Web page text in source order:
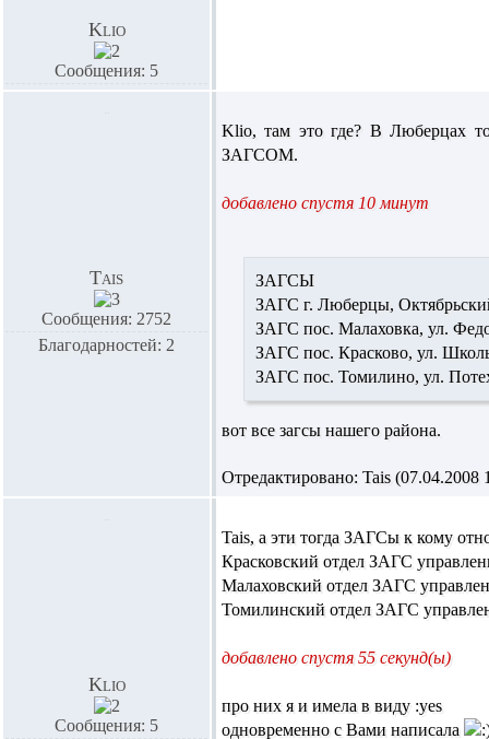
Klio
Сообщения: 5
Tais
Сообщения: 2752
Благодарностей: 2
Klio,там это где? В Люберцах
ЗАГСОМ.
добавлено спустя 10 минут
ЗАГСЫ
ЗАГС г. Люберцы,
ЗАГС пос. Малаховка, ул.
ЗАГС пос. Красково, ул.
ЗАГС пос. Томилино, ул.
вот все загсы нашего района.
Отредактировано: Tais (07.04.2008
Klio
Сообщения: 5
Tais, а эти тогда ЗАГСы к кому
Красковский отдел ЗАГС
Малаховский отдел ЗАГС
Томилинский отдел ЗАГС
добавлено спустя 55 секунд(ы)
про них я и имела в виду :yes
одновременно с Вами написала